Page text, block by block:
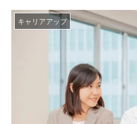
キャリアアップ